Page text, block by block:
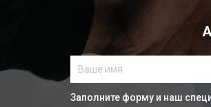
Заполните форму и наш